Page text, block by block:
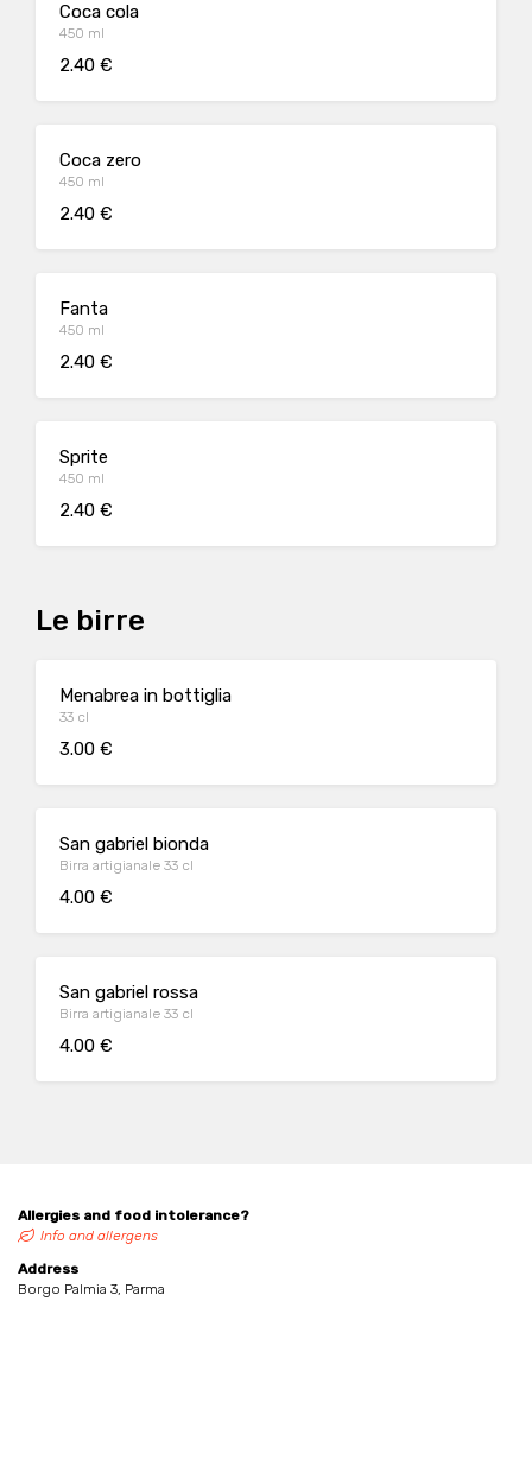
Coca cola
450 ml
2.40 €
Coca zero
450 ml
2.40 €
Fanta
450 ml
2.40 €
Sprite
450 ml
2.40 €
Le birre
Menabrea in bottiglia
33 cl
3.00 €
San gabriel bionda
Birra artigianale 33 cl
4.00 €
San gabriel rossa
Birra artigianale 33 cl
4.00 €
Allergies and food intolerance?
Info and allergens
Address
Borgo Palmia 3, Parma